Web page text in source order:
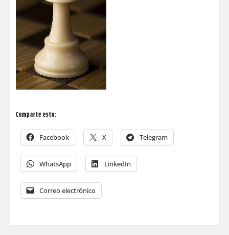
Comparte esto:
Facebook X Telegram
WhatsApp LinkedIn
Correo electrónico